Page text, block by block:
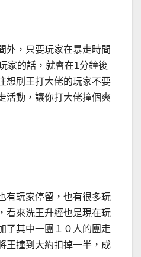
外，只要玩家在暴走時間
家的話，就會在1分鐘後
想刷王打大佬的玩家不要
活動，讓你打大佬撞個爽
有玩家停留，也有很多玩
看來洗王升經也是現在玩
了其中一團１０人的團走
王撞到大約扣掉一半，成